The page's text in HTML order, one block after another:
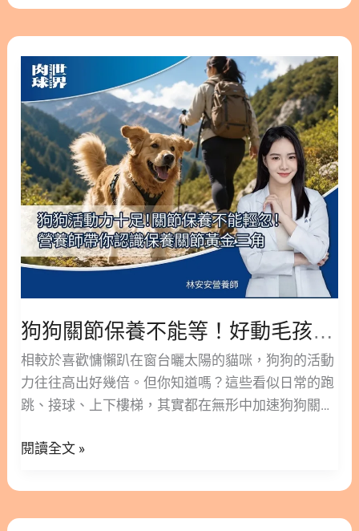
益生菌無法取代醫療行為，這一點連產品說明都會提
醒。 1.4. 為什麼犬貓不能吃人用益生菌？ 省錢共用
聽起來合理，實際上不建議。犬貓和人的腸道菌相組
成不同，人用益生菌所含的菌種，未必是犬貓腸道需
要的；再加上人用產品為了適口性，常添加糖粉、甜
味劑、果汁粉，這些對毛孩是額外負擔。挑「犬貓專
用」配方，才是對毛孩腸道更合適的選擇。 2. 如何
挑選寵物益生菌？菌數與菌株 5 重點 市面上產品規
格看起來都很厲害，真正該看的其實是這幾項。搞懂
它們，你就能自己判斷，不被行銷數字牽著走。 2.1.
什麼是 CFU？菌數越高越好還是看存活率 CFU 是菌
「足量」才有意義，營養師普遍建議至少 40 億起
跳。但有個更關鍵的觀念：數字大不等於有效。若標
榜 20 億卻只有兩成存活率，實
到都會慌，你的緊張只代表你很在乎牠。 這篇文章林
安安營養師會幫你把「慌」變成「判斷」。我們會先
教你分辨牠是單純挑食還是真的不舒服；接著給你一
張分齡對照表，讓你清楚知道幼犬、成犬、老狗各能
安全觀察多久；再用「精神」和「牙齦顏色」兩個在
家就能看的指標，幫你決定──現在可以再觀察，還
是該立刻帶去看醫生。 ○ 加入追蹤 林安安營養師粉
絲團，用營養蘊育健康！ 1. 如何分辨狗狗食慾不振
是挑食還是生病？ ▶ 快速解答：還有精神、願意吃
零食多半是挑食；連零食都拒吃又沒精神，通常是生
病的警訊，建議就醫釐清。 狗狗一餐不吃，先分辨
「牠是嘴挑」還是「牠不舒服」，是你要做的第一個
判斷，也是後面所有決定的起點。 獸醫把「不吃」分
關；假性厭食則是牠想吃、卻因為口腔痛或吞嚥困難
而吃不下。判斷的關鍵不是「有沒有吃」，而是「牠
整體狀態正不正常」。一個殘酷但重要的提醒：就算
牠行為看起來一切正常，只要是突然不吃或越吃越
狗食慾不振但精神好、討零食，要緊嗎？ 如果牠還會
犬
小
時
的
黃
金
判
斷
表
狗狗關節保養不能等！好動毛孩與大型犬必看的「黃金三角」護骨指南
相較於喜歡慵懶趴在窗台曬太陽的貓咪，狗狗的活動
力往往高出好幾倍。但你知道嗎？這些看似日常的跑
跳、接球、上下樓梯，其實都在無形中加速狗狗關節
布拉多），關節承受的壓力更是驚人。 當你發現毛孩
時，關節的磨損往往已經相當嚴重。今天，我將從臨
床實證與寵物營養學的角度，和大家聊聊狗狗關節退
狗
關
節
保
養
不
能
等！
動
與
大
型
犬
看
「黃
金
閱讀全文 »